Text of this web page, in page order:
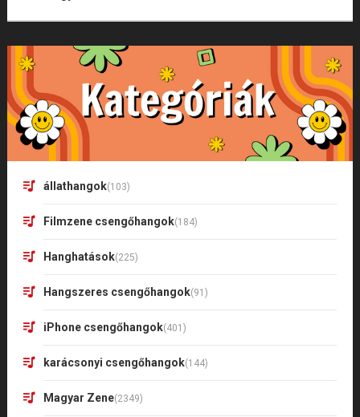
állathangok(103)
Filmzene csengőhangok(184)
Hanghatások(225)
Hangszeres csengőhangok(91)
iPhone csengőhangok(401)
karácsonyi csengőhangok(144)
Magyar Zene(2349)